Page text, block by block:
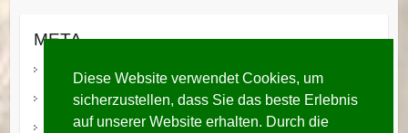
META
Anmelden
Eintrags-Feed
Kommentar-Feed
Diese Website verwendet Cookies, um
sicherzustellen, dass Sie das beste Erlebnis
auf unserer Website erhalten. Durch die